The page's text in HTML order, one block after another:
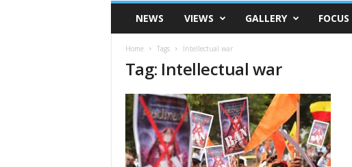
VSK
TelanganaNEWS VIEWS GALLERY FOCUS
Home Tags Intellectual war
Tag: Intellectual war